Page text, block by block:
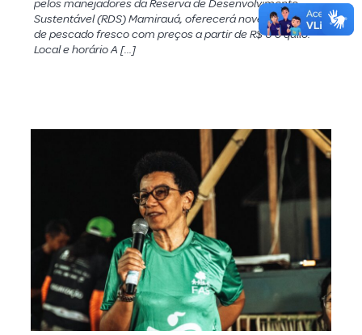
pelos manejadores da Reserva de Desenvolvimento
Sustentável (RDS) Mamirauá, oferecerá nove toneladas
de pescado fresco com preços a partir de R$ 6 o quilo.
Local e horário A […]